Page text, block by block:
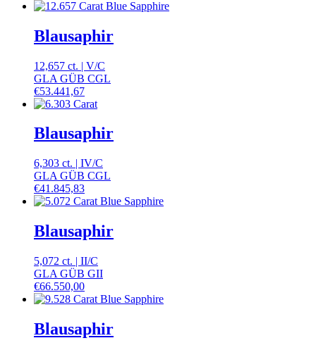
Blausaphir
12,657 ct. | V/C
GLA GÜB CGL
€53.441,67
Blausaphir
6,303 ct. | IV/C
GLA GÜB CGL
€41.845,83
Blausaphir
5,072 ct. | II/C
GLA GÜB GII
€66.550,00
Blausaphir